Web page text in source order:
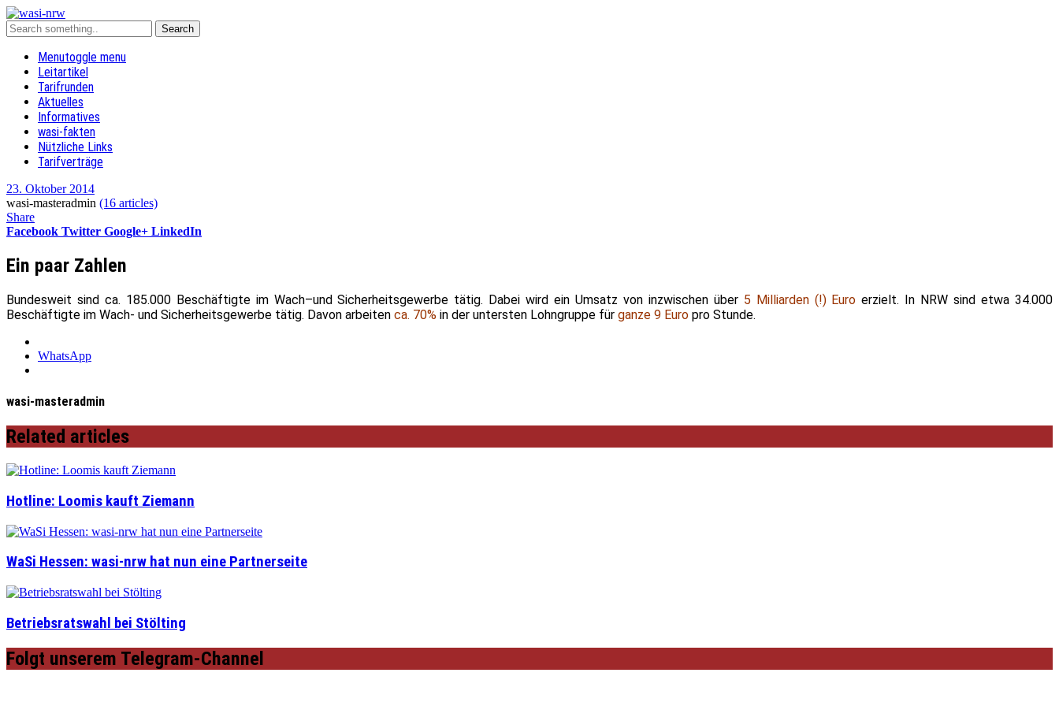
Menutoggle menu
Leitartikel
Tarifrunden
Aktuelles
Informatives
wasi-fakten
Nützliche Links
Tarifverträge
23. Oktober 2014
wasi-masteradmin (16 articles)
Share
Facebook Twitter Google+ LinkedIn
Ein paar Zahlen
Bundesweit sind ca. 185.000 Beschäftigte im Wach–und Sicherheitsgewerbe tätig. Dabei wird ein Umsatz von inzwischen über5 Milliarden (!) Euro erzielt. In NRW sind etwa 34.000
Beschäftigte im Wach- und Sicherheitsgewerbe tätig. Davon arbeiten ca. 70% in der untersten Lohngruppe für ganze 9 Euro pro Stunde.
WhatsApp
wasi-masteradmin
Related articles
Hotline: Loomis kauft Ziemann
WaSi Hessen: wasi-nrw hat nun eine Partnerseite
Betriebsratswahl bei Stölting
Folgt unserem Telegram-Channel